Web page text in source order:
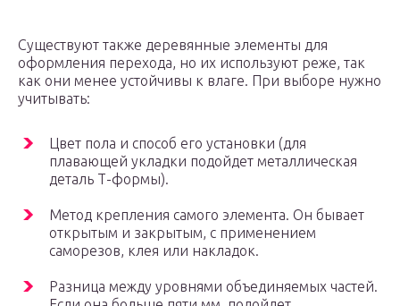
Существуют также деревянные элементы для
оформления перехода, но их используют реже, так
как они менее устойчивы к влаге. При выборе нужно
учитывать:
Цвет пола и способ его установки (для
плавающей укладки подойдет металлическая
деталь Т-формы).
Метод крепления самого элемента. Он бывает
открытым и закрытым, с применением
саморезов, клея или накладок.
Разница между уровнями объединяемых частей.